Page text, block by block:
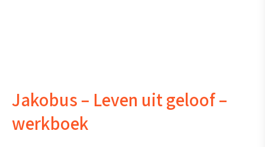
Jakobus – Leven uit geloof –
werkboek